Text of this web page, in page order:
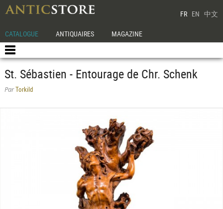
FR EN 中文
CATALOGUE ANTIQUAIRES MAGAZINE
St. Sébastien - Entourage de Chr. Schenk
ParTorkild